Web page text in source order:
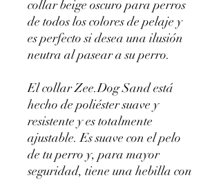
collar beige oscuro para perros
de todos los colores de pelaje y
es perfecto si desea una ilusión
neutra al pasear a su perro.
El collar Zee.Dog Sand está
hecho de poliéster suave y
resistente y es totalmente
ajustable. Es suave con el pelo
de tu perro y, para mayor
seguridad, tiene una hebilla con